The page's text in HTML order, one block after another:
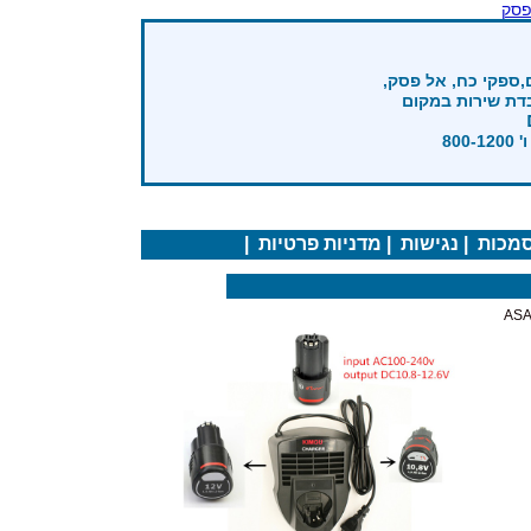
כח, אל פסק,
שירות במקום
נגישות מדניות פרטיות